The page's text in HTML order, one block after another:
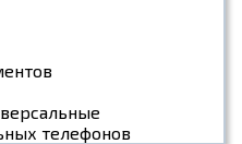
телефонов